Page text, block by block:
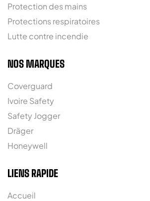
Protection des mains
Protections respiratoires
Lutte contre incendie
NOS MARQUES
Coverguard
Ivoire Safety
Safety Jogger
Dräger
Honeywell
LIENS RAPIDE
Accueil